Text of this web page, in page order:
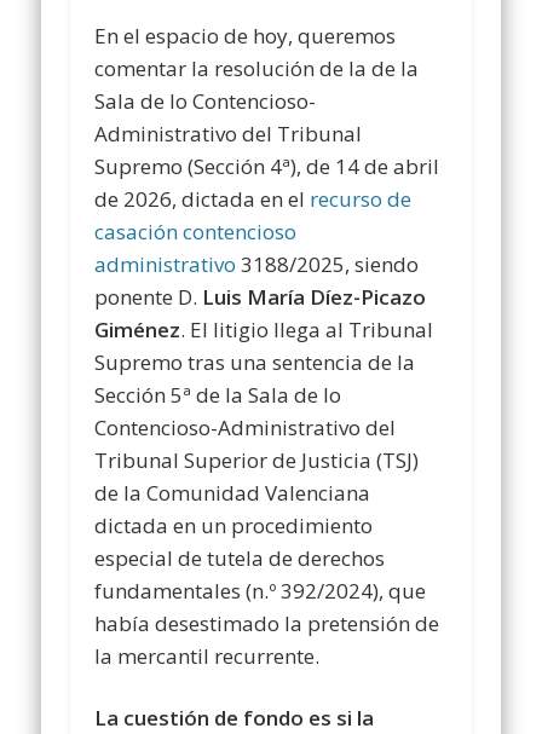
En el espacio de hoy, queremos
comentar la resolución de la de la
Sala de lo Contencioso-
Administrativo del Tribunal
Supremo (Sección 4ª), de 14 de abril
de 2026, dictada en el recurso de
casación contencioso
administrativo 3188/2025, siendo
ponente D. Luis María Díez-Picazo
Giménez. El litigio llega al Tribunal
Supremo tras una sentencia de la
Sección 5ª de la Sala de lo
Contencioso-Administrativo del
Tribunal Superior de Justicia (TSJ)
de la Comunidad Valenciana
dictada en un procedimiento
especial de tutela de derechos
fundamentales (n.º 392/2024), que
había desestimado la pretensión de
la mercantil recurrente.
La cuestión de fondo es si la